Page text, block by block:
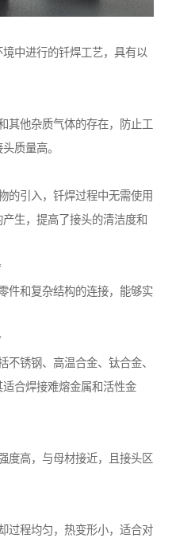
中进行的钎焊工艺，具有以
其他杂质气体的存在，防止工
质量高。
的引入，钎焊过程中无需使用
生，提高了接头的清洁度和
件和复杂结构的连接，能够实
锈钢、高温合金、钛合金、
合焊接难熔金属和活性金
度高，与母材接近，且接头区
过程均匀，热变形小，适合对